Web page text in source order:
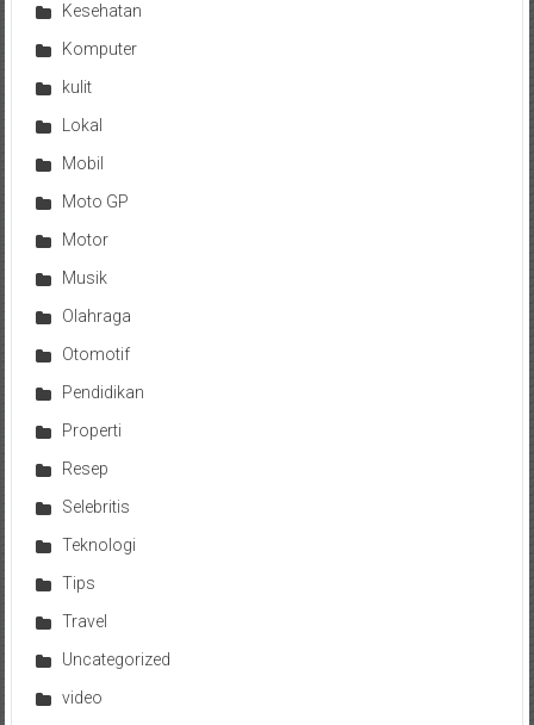
Kesehatan
Komputer
kulit
Lokal
Mobil
Moto GP
Motor
Musik
Olahraga
Otomotif
Pendidikan
Properti
Resep
Selebritis
Teknologi
Tips
Travel
Uncategorized
video